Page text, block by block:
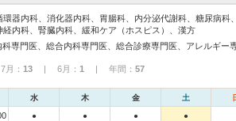
環器内科、消化器内科、胃腸科、内分泌代謝科、糖尿病科
経内科、腎臓内科、緩和ケア（ホスピス）、漢方
： 13 | 6月： 1 | 年間： 57
水 木 金 土
● ● ● ●